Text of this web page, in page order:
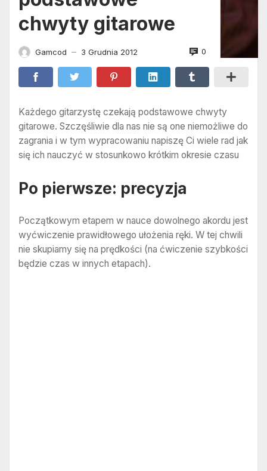
chwyty gitarowe
Gamcod — 3 Grudnia 2012 0
Każdego gitarzystę czekają podstawowe chwyty
gitarowe. Szczęśliwie dla nas nie są one niemożliwe do
zagrania i w tym wypracowaniu napiszę Ci wiele rad jak
się ich nauczyć w stosunkowo krótkim okresie czasu
Po pierwsze: precyzja
Początkowym etapem w nauce dowolnego akordu jest
wyćwiczenie prawidłowego ułożenia ręki. W tej chwili
nie skupiamy się na prędkości (na ćwiczenie szybkości
będzie czas w innych etapach).